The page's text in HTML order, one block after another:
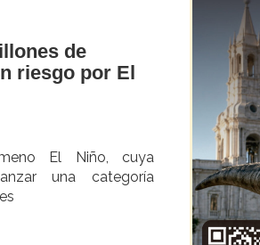
de
riesgo por El
El Niño, cuya
una categoría